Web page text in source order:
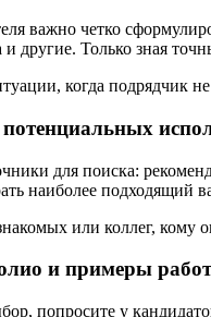
важно четко
и другие. Только зная
когда подрядчик
потенциальных
для поиска:
наиболее подходящий
или коллег,
и примеры работ
попросите у